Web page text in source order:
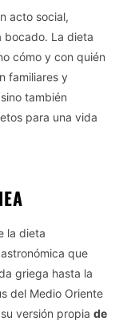
acto social,
bocado. La dieta
cómo y con quién
familiares y
también
para una vida
la dieta
que
griega hasta la
del Medio Oriente
versión propia de